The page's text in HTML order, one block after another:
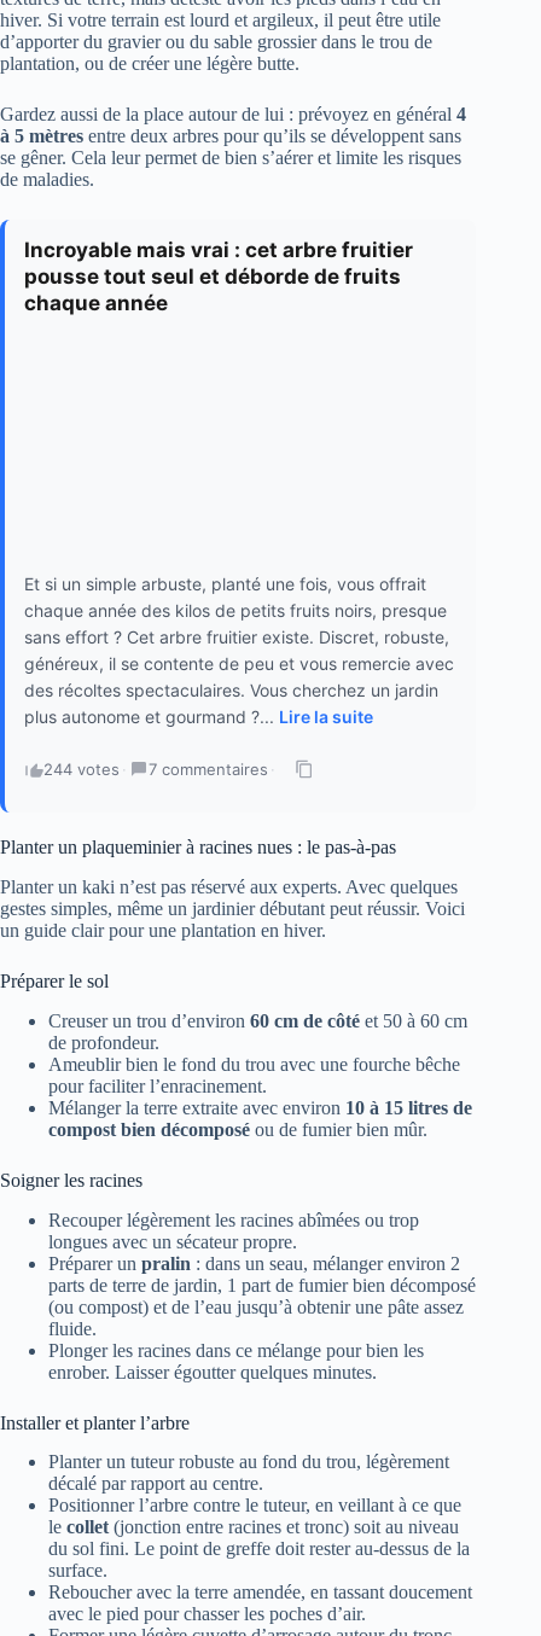
hiver. Si votre terrain est lourd et argileux, il peut être utile
d’apporter du gravier ou du sable grossier dans le trou de
plantation, ou de créer une légère butte.
Gardez aussi de la place autour de lui : prévoyez en général 4
à 5 mètres entre deux arbres pour qu’ils se développent sans
se gêner. Cela leur permet de bien s’aérer et limite les risques
de maladies.
Incroyable mais vrai : cet arbre fruitier
pousse tout seul et déborde de fruits
chaque année
Et si un simple arbuste, planté une fois, vous offrait
chaque année des kilos de petits fruits noirs, presque
sans effort ? Cet arbre fruitier existe. Discret, robuste,
généreux, il se contente de peu et vous remercie avec
des récoltes spectaculaires. Vous cherchez un jardin
plus autonome et gourmand ?... Lire la suite
244 votes · 7 commentaires ·
Planter un plaqueminier à racines nues : le pas-à-pas
Planter un kaki n’est pas réservé aux experts. Avec quelques
gestes simples, même un jardinier débutant peut réussir. Voici
un guide clair pour une plantation en hiver.
Préparer le sol
Creuser un trou d’environ 60 cm de côté et 50 à 60 cm
de profondeur.
Ameublir bien le fond du trou avec une fourche bêche
pour faciliter l’enracinement.
Mélanger la terre extraite avec environ 10 à 15 litres de
compost bien décomposé ou de fumier bien mûr.
Soigner les racines
Recouper légèrement les racines abîmées ou trop
longues avec un sécateur propre.
Préparer un pralin : dans un seau, mélanger environ 2
parts de terre de jardin, 1 part de fumier bien décomposé
(ou compost) et de l’eau jusqu’à obtenir une pâte assez
fluide.
Plonger les racines dans ce mélange pour bien les
enrober. Laisser égoutter quelques minutes.
Installer et planter l’arbre
Planter un tuteur robuste au fond du trou, légèrement
décalé par rapport au centre.
Positionner l’arbre contre le tuteur, en veillant à ce que
le collet(jonction entre racines et tronc) soit au niveau
du sol fini. Le point de greffe doit rester au-dessus de la
surface.
Reboucher avec la terre amendée, en tassant doucement
avec le pied pour chasser les poches d’air.